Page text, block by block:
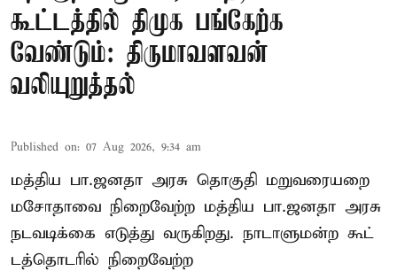
கூட்டத்தில் திமுக பங்கேற்க
வேண்டும்: திருமாவளவன்
வலியுறுத்தல்
Published on: 07 Aug 2026, 9:34 am
மத்திய பா.ஜனதா அரசு தொகுதி மறுவரையறை
மசோதாவை நிறைவேற்ற மத்திய பா.ஜனதா அரசு
நடவடிக்கை எடுத்து வருகிறது. நாடாளுமன்ற கூட்
டத்தொடரில் நிறைவேற்ற